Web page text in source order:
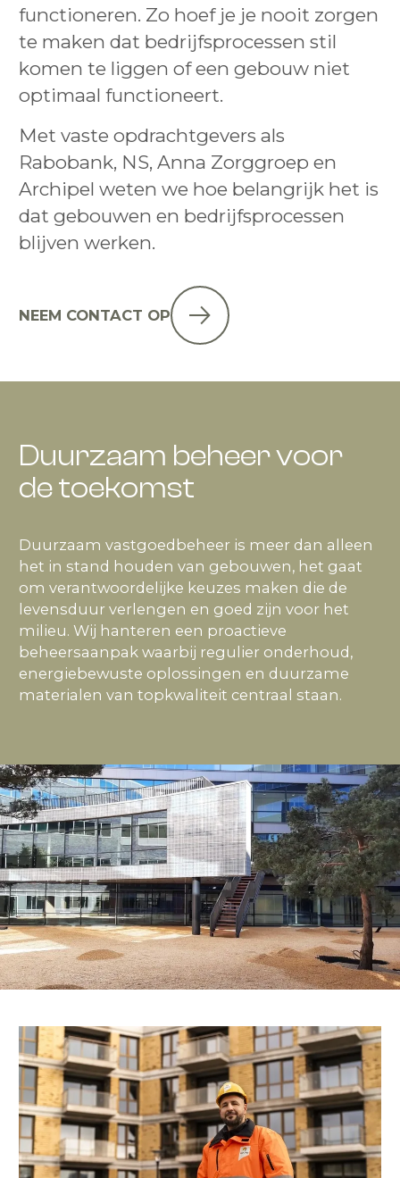
functioneren. Zo hoef je je nooit zorgen
te maken dat bedrijfsprocessen stil
komen te liggen of een gebouw niet
optimaal functioneert.
Met vaste opdrachtgevers als
Rabobank, NS, Anna Zorggroep en
Archipel weten we hoe belangrijk het is
dat gebouwen en bedrijfsprocessen
blijven werken.
NEEM CONTACT OP
Duurzaam beheer voor
de toekomst
Duurzaam vastgoedbeheer is meer dan alleen
het in stand houden van gebouwen, het gaat
om verantwoordelijke keuzes maken die de
levensduur verlengen en goed zijn voor het
milieu. Wij hanteren een proactieve
beheersaanpak waarbij regulier onderhoud,
energiebewuste oplossingen en duurzame
materialen van topkwaliteit centraal staan.